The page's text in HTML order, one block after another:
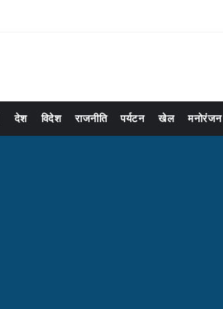
देश विदेश राजनीति पर्यटन खेल मनोरंजन